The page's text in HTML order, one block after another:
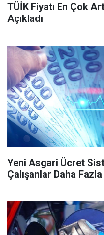
TÜİK Fiyatı En Çok
Açıkladı
Yeni Asgari Ücret
Çalışanlar Daha